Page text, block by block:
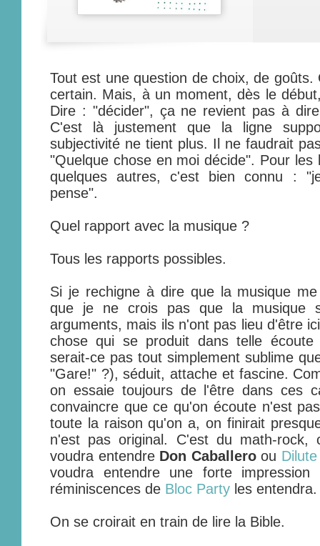
Tout est une question de choix, de
certain. Mais, à un moment, dès le
Dire : "décider", ça ne revient pas à
C'est là justement que la ligne
subjectivité ne tient plus. Il ne faudrait
"Quelque chose en moi décide". Pour
quelques autres, c'est bien connu :
pense".
Quel rapport avec la musique ?
Tous les rapports possibles.
Si je rechigne à dire que la musique
que je ne crois pas que la musique
arguments, mais ils n'ont pas lieu d'être
chose qui se produit dans telle
serait-ce pas tout simplement sublime
"Gare!" ?), séduit, attache et fascine.
on essaie toujours de l'être dans ces
convaincre que ce qu'on écoute n'est
toute la raison qu'on a, on finirait
n'est pas original. C'est du math-rock,
voudra entendre Don Caballeroou Dilute
voudra entendre une forte
réminiscences de Bloc Party les entendra.
On se croirait en train de lire la Bible.